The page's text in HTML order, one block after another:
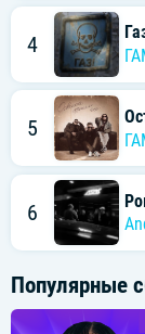
4
5
6
Популярные